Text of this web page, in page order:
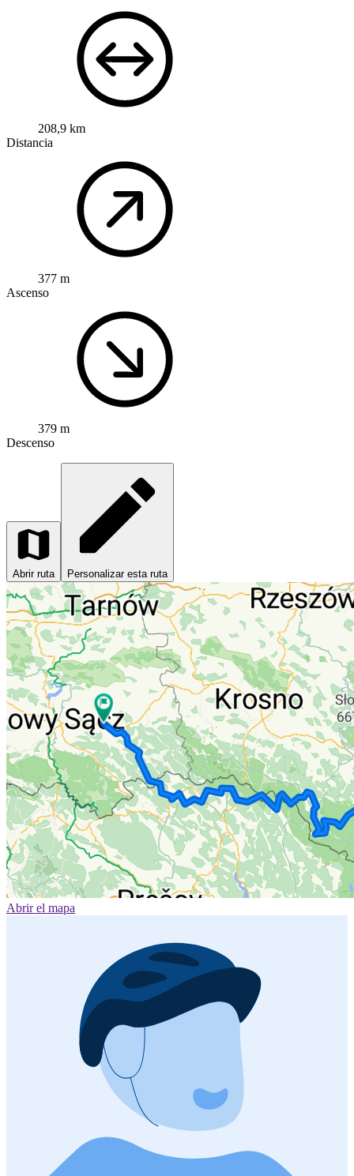
208,9 km
Distancia
377 m
Ascenso
379 m
Descenso
Abrir ruta Personalizar esta ruta
Abrir el mapa